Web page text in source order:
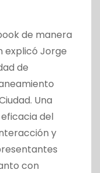
de manera
explicó Jorge
de
Una
del
y
con